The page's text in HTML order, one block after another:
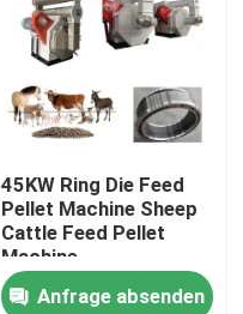
45KW Ring Die Feed
Pellet Machine Sheep
Cattle Feed Pellet
Machine
Anfrage absenden